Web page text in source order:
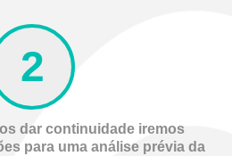
dar continuidade iremos
para uma análise prévia da